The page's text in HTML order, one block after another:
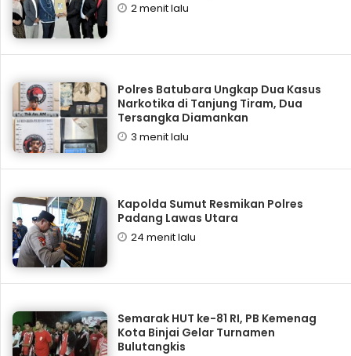
2 menit lalu
Polres Batubara Ungkap Dua Kasus
Narkotika di Tanjung Tiram, Dua
Tersangka Diamankan
3 menit lalu
Kapolda Sumut Resmikan Polres
Padang Lawas Utara
24 menit lalu
Semarak HUT ke-81 RI, PB Kemenag
Kota Binjai Gelar Turnamen
Bulutangkis